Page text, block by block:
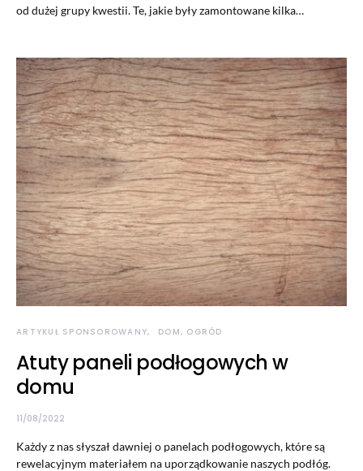
od dużej grupy kwestii. Te, jakie były zamontowane kilka…
ARTYKUŁ SPONSOROWANY DOM, OGRÓD
Atuty paneli podłogowych w
domu
11/08/2022
Każdy z nas słyszał dawniej o panelach podłogowych, które są
rewelacyjnym materiałem na uporządkowanie naszych podłóg.